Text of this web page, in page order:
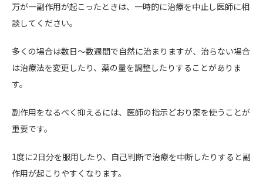
万が一副作用が起こったときは、一時的に治療を中止し医師に相
談してください。
多くの場合は数日～数週間で自然に治まりますが、治らない場合
は治療法を変更したり、薬の量を調整したりすることがありま
す。
副作用をなるべく抑えるには、医師の指示どおり薬を使うことが
重要です。
1度に2日分を服用したり、自己判断で治療を中断したりすると副
作用が起こりやすくなります。